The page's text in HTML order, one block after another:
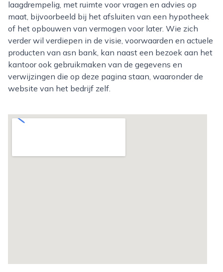
laagdrempelig, met ruimte voor vragen en advies op
maat, bijvoorbeeld bij het afsluiten van een hypotheek
of het opbouwen van vermogen voor later. Wie zich
verder wil verdiepen in de visie, voorwaarden en actuele
producten van asn bank, kan naast een bezoek aan het
kantoor ook gebruikmaken van de gegevens en
verwijzingen die op deze pagina staan, waaronder de
website van het bedrijf zelf.